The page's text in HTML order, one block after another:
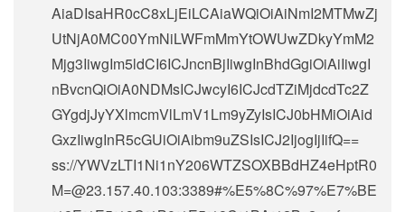
AiaDIsaHR0cC8xLjEiLCAiaWQiOiAiNmI2MTMwZj
UtNjA0MC00YmNiLWFmMmYtOWUwZDkyYmM2
Mjg3IiwgIm5ldCI6ICJncnBjIiwgInBhdGgiOiAiIiwgI
nBvcnQiOiA0NDMsICJwcyI6ICJcdTZiMjdcdTc2Z
GYgdjJyYXlmcmVlLmV1Lm9yZyIsICJ0bHMiOiAid
GxzIiwgInR5cGUiOiAibm9uZSIsICJ2IjogIjIifQ==
ss://YWVzLTI1Ni1nY206WTZSOXBBdHZ4eHptR0
M=@23.157.40.103:3389#%E5%8C%97%E7%BE